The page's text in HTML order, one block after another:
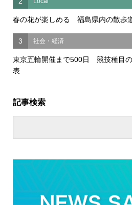
春の花が楽しめる 福島県内の散歩
3 社会・経済
東京五輪開催まで500日 競技種目
表
記事検索